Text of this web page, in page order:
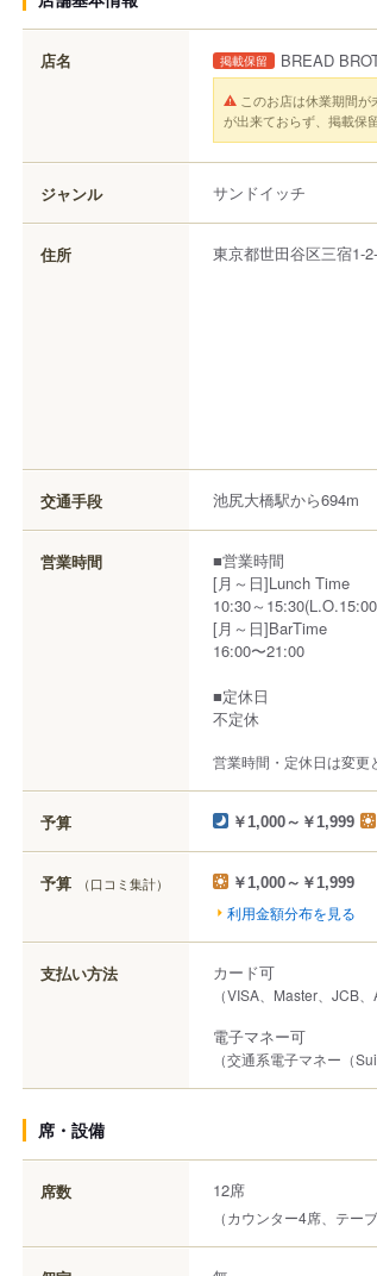
店名 掲載保留 BREAD
このお店は休業期間
が出来ておらず、掲載保
ジャンル サンドイッチ
住所 東京都世田谷区三宿1-
交通手段 池尻大橋駅から694m
営業時間
■営業時間
[月～日]Lunch Time
10:30～
[月～日]BarTime
16:00〜21:00
■定休日
不定休
営業時間・定休日は変更
予算 ￥1,000～￥1,999
予算 （口コミ集計） ￥1,000～￥1,999
利用金額分布を見る
支払い方法 カード可
（VISA、Master、JCB
電子マネー可
（交通系電子マネー（
席・設備
席数 12席
（カウンター4席、テー